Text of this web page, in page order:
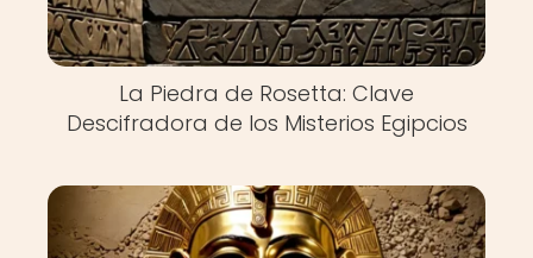
La Piedra de Rosetta: Clave
Descifradora de los Misterios Egipcios